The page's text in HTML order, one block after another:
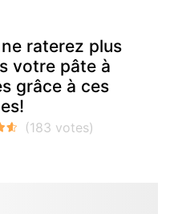
raterez plus
votre pâte à
grâce à ces